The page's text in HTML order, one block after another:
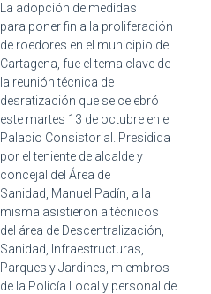
La adopción de medidas
para poner fin a la proliferación
de roedores en el municipio de
Cartagena, fue el tema clave de
la reunión técnica de
desratización que se celebró
este martes 13 de octubre en el
Palacio Consistorial. Presidida
por el teniente de alcalde y
concejal del Área de
Sanidad, Manuel Padín, a la
misma asistieron a técnicos
del área de Descentralización,
Sanidad, Infraestructuras,
Parques y Jardines, miembros
de la Policía Local y personal de